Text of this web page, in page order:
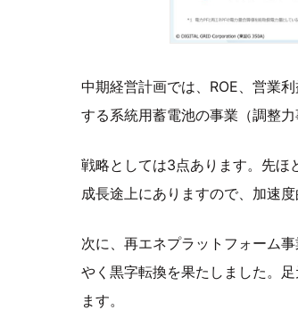
中期経営計画では、ROE、営業
する系統用蓄電池の事業（調整
戦略としては3点あります。先ほ
成長途上にありますので、加速
次に、再エネプラットフォーム
やく黒字転換を果たしました。
ます。